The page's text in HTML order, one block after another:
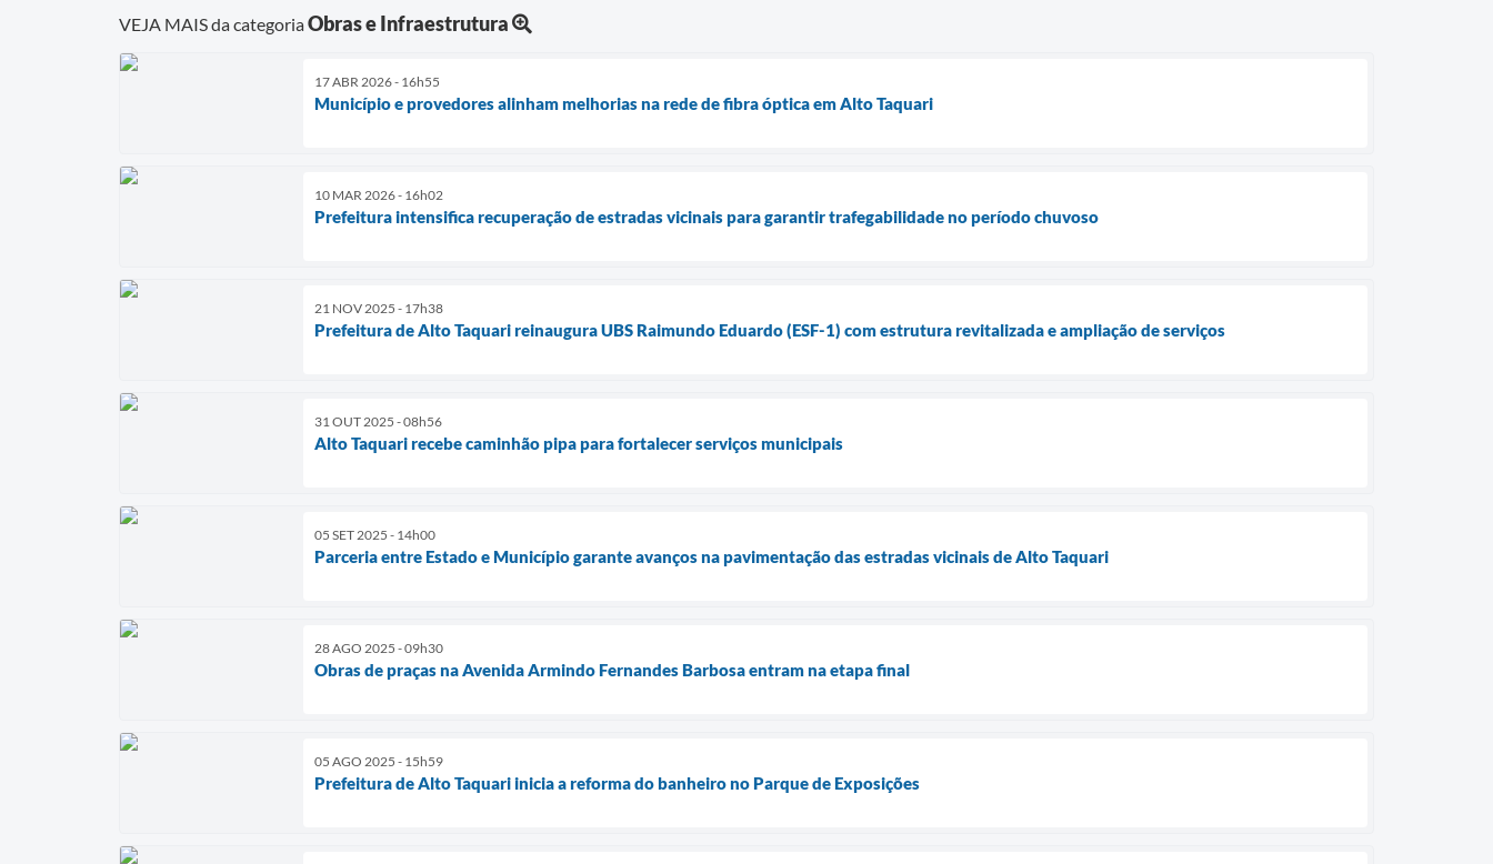
VEJA MAIS da categoriaObras e Infraestrutura
17 ABR 2026 - 16h55
Município e provedores alinham melhorias na rede de fibra óptica em Alto Taquari
10 MAR 2026 - 16h02
Prefeitura intensifica recuperação de estradas vicinais para garantir trafegabilidade no período chuvoso
21 NOV 2025 - 17h38
Prefeitura de Alto Taquari reinaugura UBS Raimundo Eduardo (ESF-1) com estrutura revitalizada e ampliação de serviços
31 OUT 2025 - 08h56
Alto Taquari recebe caminhão pipa para fortalecer serviços municipais
05 SET 2025 - 14h00
Parceria entre Estado e Município garante avanços na pavimentação das estradas vicinais de Alto Taquari
28 AGO 2025 - 09h30
Obras de praças na Avenida Armindo Fernandes Barbosa entram na etapa final
05 AGO 2025 - 15h59
Prefeitura de Alto Taquari inicia a reforma do banheiro no Parque de Exposições